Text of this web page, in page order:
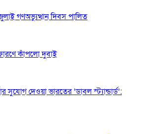
গণঅভ্যুত্থান দিবস পালিত
কাঁপলো দুবাই
সুযোগ দেওয়া ভারতের ‘ডাবল স্ট্যান্ডার্ড’: